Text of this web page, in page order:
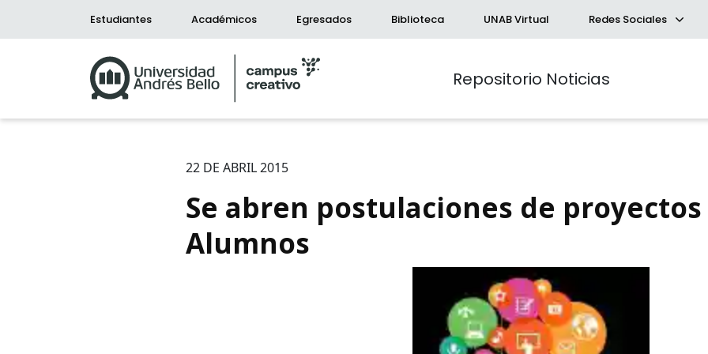
Estudiantes Académicos Egresados Biblioteca UNAB Virtual Redes Sociales
Repositorio Noticias
22 DE ABRIL 2015
Se abren postulaciones de
Alumnos